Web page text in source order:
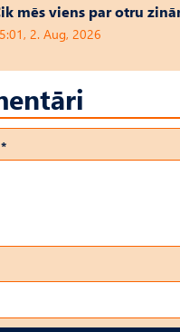
mēs viens par otru
2. Aug, 2026